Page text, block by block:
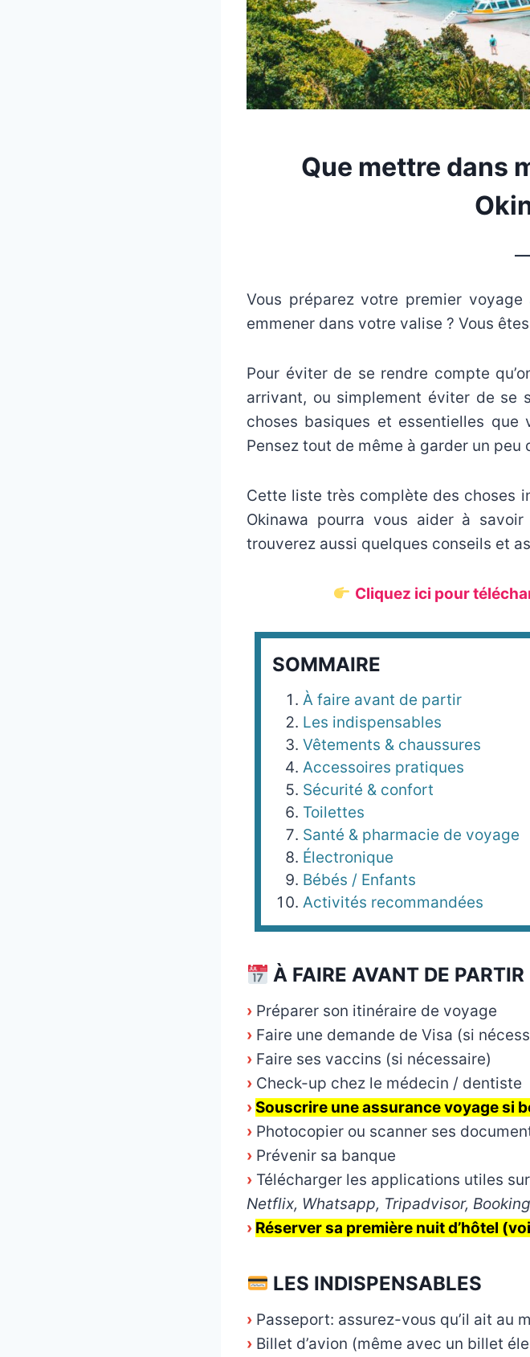
Que mettre dans
Vous préparez votre premier
emmener dans votre valise ? Vous
Pour éviter de se rendre compte
arrivant, ou simplement éviter de se
choses basiques et essentielles que
Pensez tout de même à garder un
Cette liste très complète des choses
Okinawa pourra vous aider à
trouverez aussi quelques conseils et
Cliquez ici pour
SOMMAIRE
À faire avant de partir
Les indispensables
Vêtements & chaussures
Accessoires pratiques
Sécurité & confort
Toilettes
Santé & pharmacie de voyage
Électronique
Bébés / Enfants
Activités recommandées
À FAIRE AVANT DE PARTIR
› Préparer son itinéraire de voyage
› Faire une demande de Visa (si
› Faire ses vaccins (si nécessaire)
› Check-up chez le médecin / dentiste
› Souscrire une assurance voyage si
› Photocopier ou scanner ses
› Prévenir sa banque
› Télécharger les applications utiles
Netflix, Whatsapp, Tripadvisor,
› Réserver sa première nuit d’hôtel
LES INDISPENSABLES
› Passeport: assurez-vous qu’il ait au
› Billet d’avion (même avec un billet